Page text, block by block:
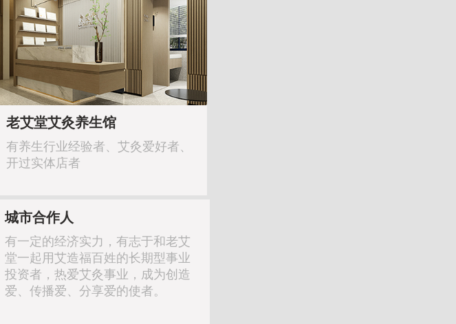
老艾堂艾灸养生馆
有养生行业经验者、艾灸爱好者、
开过实体店者
城市合作人
有一定的经济实力，有志于和老艾
堂一起用艾造福百姓的长期型事业
投资者，热爱艾灸事业，成为创造
爱、传播爱、分享爱的使者。